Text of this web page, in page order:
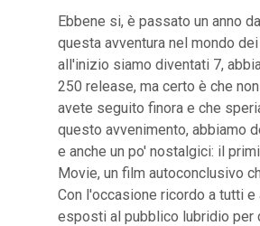
Ebbene si, è passato un anno
questa avventura nel mondo
all'inizio siamo diventati 7,
250 release, ma certo è che
avete seguito finora e che
questo avvenimento, abbiamo
e anche un po' nostalgici: il
Movie, un film autoconclusivo
Con l'occasione ricordo a tutti e
esposti al pubblico lubridio per